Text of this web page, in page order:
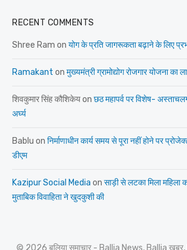
RECENT COMMENTS
Shree Ram on योग के प्रति जागरूकता बढ़ाने के लिए
Ramakant on मुख्यमंत्री ग्रामोद्योग रोजगार योजना का
शिवकुमार सिंह कौशिकेयon छठ महापर्व पर विशेष-
अर्घ्य
Bablu on निर्माणाधीन कार्य समय से पूरा नहीं होने पर
डीएम
Kazipur Social Media on साड़ी से लटका मिला महिला
मुताबिक विवाहिता ने खुदकुशी की
© 2026 बलिया समाचार - Ballia News, Ballia